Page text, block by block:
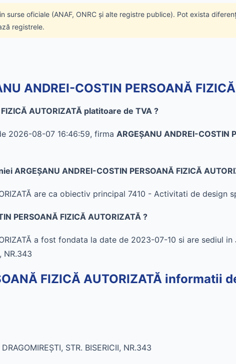
surse oficiale (ANAF, ONRC și alte registre publice). Pot exista
registrele.
ANDREI-COSTIN PERSOANĂ
AUTORIZATĂ platitoare de TVA ?
2026-08-07 16:46:59, firma ARGEŞANU ANDREI-COSTIN
ANDREI-COSTIN PERSOANĂ FIZICĂ
are ca obiectiv principal 7410 - Activitati de design
PERSOANĂ FIZICĂ AUTORIZATĂ ?
a fost fondata la date de 2023-07-10 si are sediul in
NR.343
FIZICĂ AUTORIZATĂ informatii
STR. BISERICII, NR.343